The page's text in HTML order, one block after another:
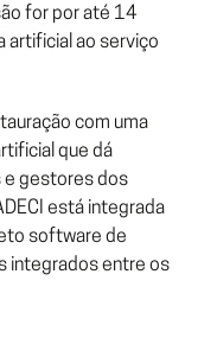
for por até 14
artificial ao serviço
com uma
que dá
e gestores dos
está integrada
software de
integrados entre os